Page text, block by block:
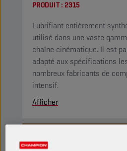
PRODUIT : 2315
Lubrifiant entièrement
utilisé dans une vaste
chaîne cinématique. Il est
adapté aux spécifications
nombreux fabricants de
intensif.
Afficher